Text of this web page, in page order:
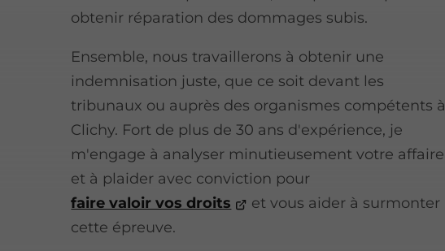
obtenir réparation des dommages subis.
Ensemble, nous travaillerons à obtenir une
indemnisation juste, que ce soit devant les
tribunaux ou auprès des organismes compétents à
Clichy. Fort de plus de 30 ans d'expérience, je
m'engage à analyser minutieusement votre affaire
et à plaider avec conviction pour
faire valoir vos droits
et vous aider à surmonter
cette épreuve.